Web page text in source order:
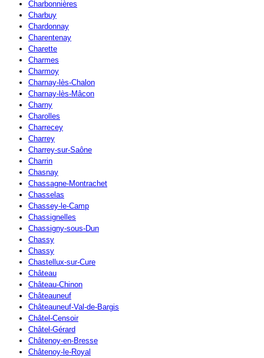
Charbonnières
Charbuy
Chardonnay
Charentenay
Charette
Charmes
Charmoy
Charnay-lès-Chalon
Charnay-lès-Mâcon
Charny
Charolles
Charrecey
Charrey
Charrey-sur-Saône
Charrin
Chasnay
Chassagne-Montrachet
Chasselas
Chassey-le-Camp
Chassignelles
Chassigny-sous-Dun
Chassy
Chassy
Chastellux-sur-Cure
Château
Château-Chinon
Châteauneuf
Châteauneuf-Val-de-Bargis
Châtel-Censoir
Châtel-Gérard
Châtenoy-en-Bresse
Châtenoy-le-Royal